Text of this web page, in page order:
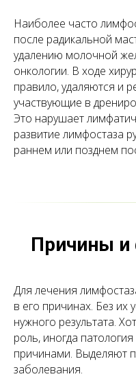
Наиболее часто
после радикальной
удалению молочной
онкологии. В ходе
правило, удаляются и
участвующие в
Это нарушает
развитие лимфостаза
раннем или позднем
Причины и
Для лечения
в его причинах. Без их
нужного результата.
роль, иногда
причинами. Выделяют
заболевания.